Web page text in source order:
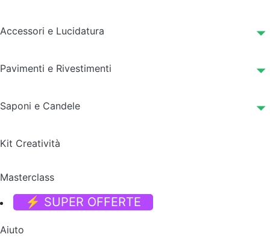
Accessori e Lucidatura
Pavimenti e Rivestimenti
Saponi e Candele
Kit Creatività
Masterclass
⚡ SUPER OFFERTE
Aiuto